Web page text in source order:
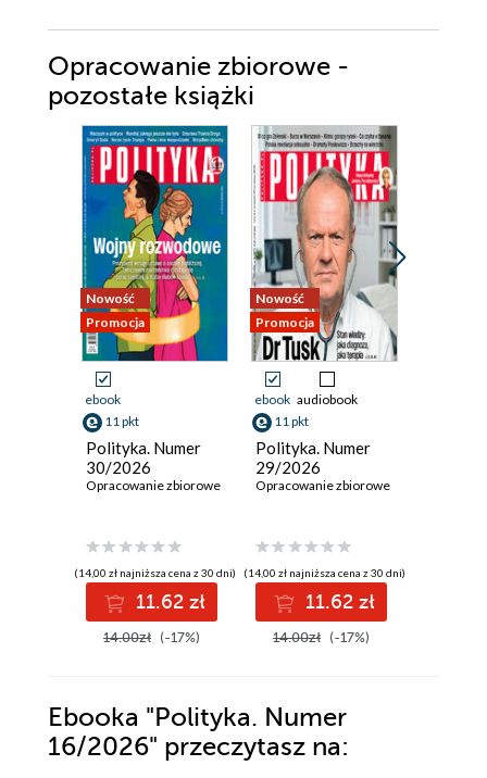
Opracowanie zbiorowe -
pozostałe książki
Nowość
Promocja
ebook
11 pkt
Polityka. Numer
30/2026
Opracowanie zbiorowe
(14,00 zł najniższa cena z 30 dni)
11.62 zł
14.00zł (-17%)
Nowość
Promocja
ebook audiobook
11 pkt
Polityka. Numer
29/2026
Opracowanie zbiorowe
(14,00 zł najniższa cena z 30 dni)
11.62 zł
14.00zł (-17%)
Ebooka "Polityka. Numer
16/2026" przeczytasz na: